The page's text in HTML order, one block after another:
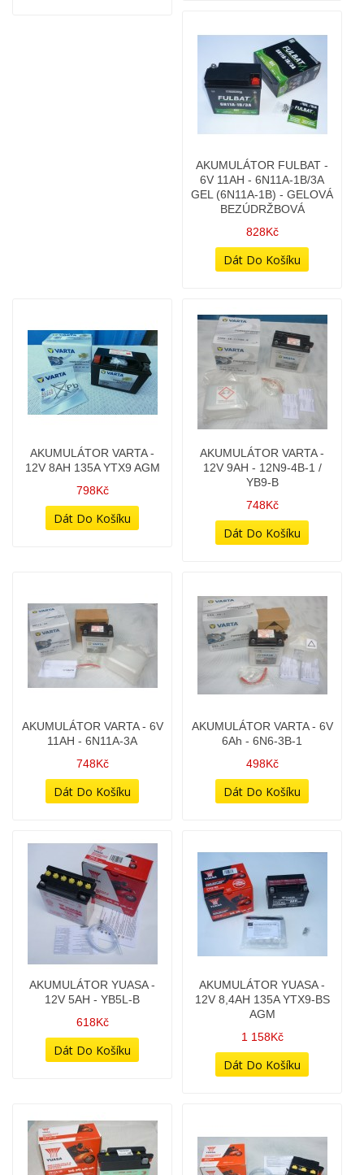
6V 11AH - 6N11A-1B/3A
GEL (6N11A-1B) - GELOVÁ
BEZÚDRŽBOVÁ
828Kč
12V 8AH 135A YTX9 AGM
798Kč
AKUMULÁTOR VARTA -
12V 9AH - 12N9-4B-1 /
YB9-B
748Kč
AKUMULÁTOR VARTA - 6V
11AH - 6N11A-3A
748Kč
AKUMULÁTOR VARTA - 6V
6Ah - 6N6-3B-1
498Kč
AKUMULÁTOR YUASA -
12V 5AH - YB5L-B
618Kč
AKUMULÁTOR YUASA -
12V 8,4AH 135A YTX9-BS
AGM
1 158Kč